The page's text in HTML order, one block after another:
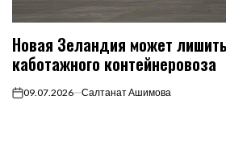
Новая Зеландия может
каботажного контейнеровоза
on09.07.2026 Салтанат Ашимова